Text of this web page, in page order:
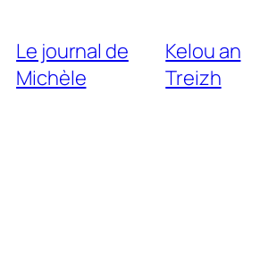
Le journal de
Michèle
Kelou an
Treizh